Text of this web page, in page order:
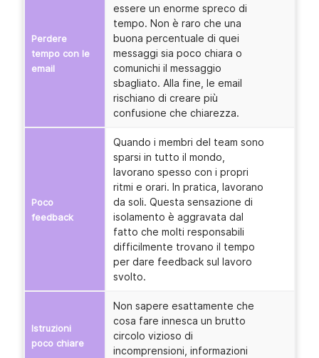
Perdere
tempo con le
email
essere un enorme spreco di
tempo. Non è raro che una
buona percentuale di quei
messaggi sia poco chiara o
comunichi il messaggio
sbagliato. Alla fine, le email
rischiano di creare più
confusione che chiarezza.
Poco
feedback
Quando i membri del team sono
sparsi in tutto il mondo,
lavorano spesso con i propri
ritmi e orari. In pratica, lavorano
da soli. Questa sensazione di
isolamento è aggravata dal
fatto che molti responsabili
difficilmente trovano il tempo
per dare feedback sul lavoro
svolto.
Istruzioni
poco chiare
Non sapere esattamente che
cosa fare innesca un brutto
circolo vizioso di
incomprensioni, informazioni